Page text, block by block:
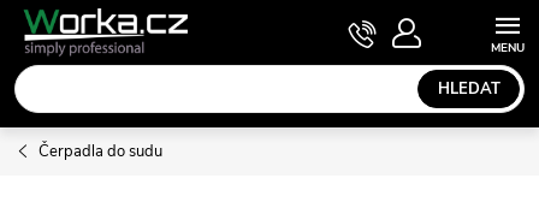
Přejít
obsah
HLEDAT
NÁKUPNÍ
KOŠÍK
Čerpadla do sudu